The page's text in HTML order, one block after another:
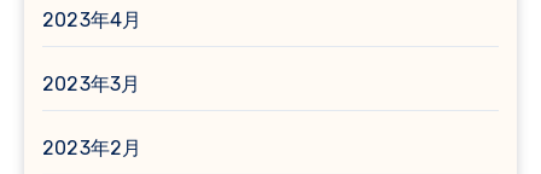
2023年4月
2023年3月
2023年2月